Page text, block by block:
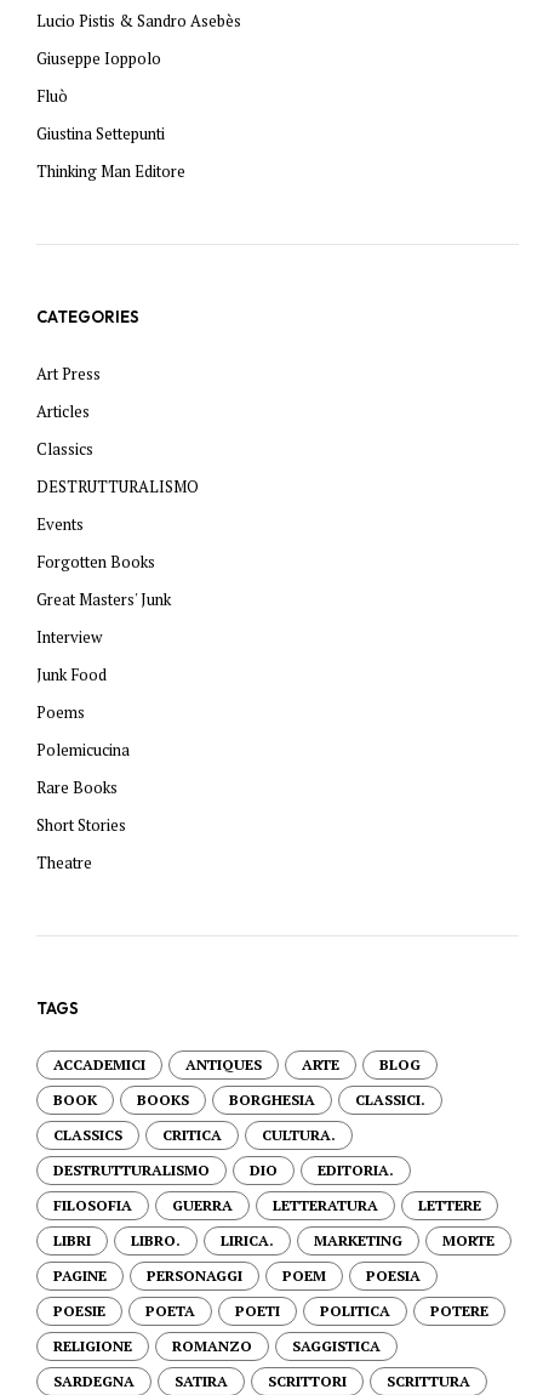
Lucio Pistis & Sandro Asebès
Giuseppe Ioppolo
Fluò
Giustina Settepunti
Thinking Man Editore
CATEGORIES
Art Press
Articles
Classics
DESTRUTTURALISMO
Events
Forgotten Books
Great Masters' Junk
Interview
Junk Food
Poems
Polemicucina
Rare Books
Short Stories
Theatre
TAGS
ACCADEMICI ANTIQUES ARTE
BLOG
BOOK
BOOKS BORGHESIA
CLASSICI.
CLASSICS
CRITICA
CULTURA.
DESTRUTTURALISMO
DIO
EDITORIA.
FILOSOFIA
GUERRA LETTERATURA
LETTERE
LIBRI
LIBRO. LIRICA. MARKETING
MORTE
PAGINE
PERSONAGGI POEM
POESIA
POESIE
POETA POETI POLITICA
POTERE
RELIGIONE
ROMANZO
SAGGISTICA
SARDEGNA
SATIRA SCRITTORI
SCRITTURA